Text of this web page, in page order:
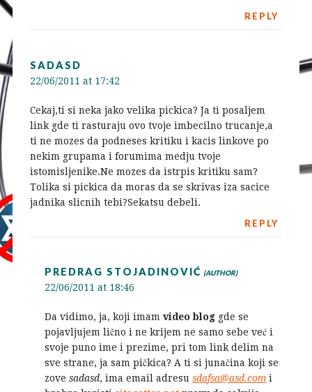
REPLY
SADASD
22/06/2011 at 17:42
Cekaj,ti si neka jako velika pickica? Ja ti posaljem
link gde ti rasturaju ovo tvoje imbecilno trucanje,a
ti ne mozes da podneses kritiku i kacis linkove po
nekim grupama i forumima medju tvoje
istomisljenike.Ne mozes da istrpis kritiku sam?
Tolika si pickica da moras da se skrivas iza sacice
jadnika slicnih tebi?Sekatsu debeli.
REPLY
PREDRAG STOJADINOVIĆ
22/06/2011 at 18:46
Da vidimo, ja, koji imamvideo blog gde se
pojavljujem lično i ne krijem ne samo sebe već i
svoje puno ime i prezime, pri tom link delim na
sve strane, ja sam pičkica? A ti si junačina koji se
zovesadasd, ima email adresusdafsa@asd.com i